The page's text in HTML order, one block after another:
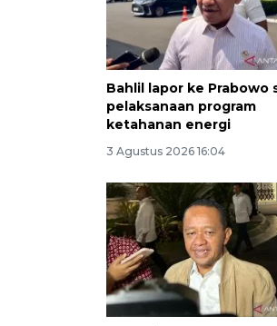
Bahlil lapor ke Prabowo
pelaksanaan program
ketahanan energi
3 Agustus 2026 16:04